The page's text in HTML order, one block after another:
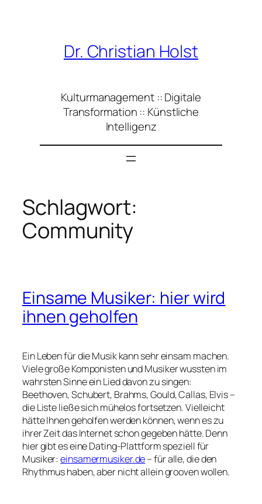
Dr. Christian Holst
Kulturmanagement :: Digitale
Transformation :: Künstliche
Intelligenz
Schlagwort:
Community
Einsame Musiker: hier wird
ihnen geholfen
Ein Leben für die Musik kann sehr einsam machen.
Viele große Komponisten und Musiker wussten im
wahrsten Sinne ein Lied davon zu singen:
Beethoven, Schubert, Brahms, Gould, Callas, Elvis –
die Liste ließe sich mühelos fortsetzen. Vielleicht
hätte Ihnen geholfen werden können, wenn es zu
ihrer Zeit das Internet schon gegeben hätte. Denn
hier gibt es eine Dating-Plattform speziell für
Musiker:einsamermusiker.de– für alle, die den
Rhythmus haben, aber nicht allein grooven wollen.